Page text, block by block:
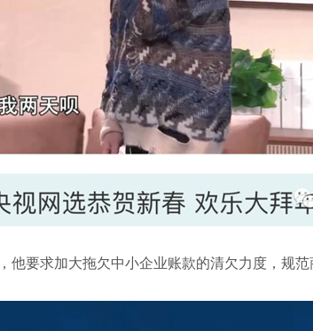
要求加大拖欠中小企业账款的清欠力度，规范